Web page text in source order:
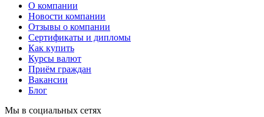
О компании
Новости компании
Отзывы о компании
Сертификаты и дипломы
Как купить
Курсы валют
Приём граждан
Вакансии
Блог
Мы в социальных сетях